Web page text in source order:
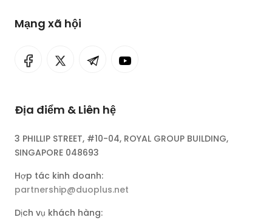
Mạng xã hội
Địa điểm & Liên hệ
3 PHILLIP STREET, #10-04, ROYAL GROUP BUILDING,
SINGAPORE 048693
Hợp tác kinh doanh:
partnership@duoplus.net
Dịch vụ khách hàng: